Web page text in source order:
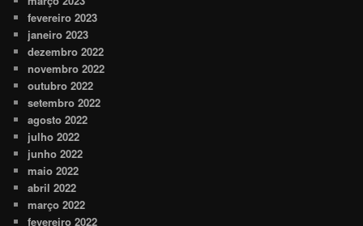
fevereiro 2023
janeiro 2023
dezembro 2022
novembro 2022
outubro 2022
setembro 2022
agosto 2022
julho 2022
junho 2022
maio 2022
abril 2022
março 2022
fevereiro 2022